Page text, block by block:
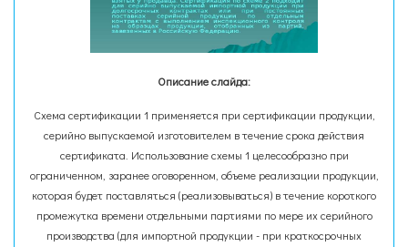
Описание слайда:
Схема сертификации 1 применяется при сертификации продукции,
серийно выпускаемой изготовителем в течение срока действия
сертификата. Использование схемы 1 целесообразно при
ограниченном, заранее оговоренном, объеме реализации продукции,
которая будет поставляться (реализовываться) в течение короткого
промежутка времени отдельными партиями по мере их серийного
производства (для импортной продукции - при краткосрочных